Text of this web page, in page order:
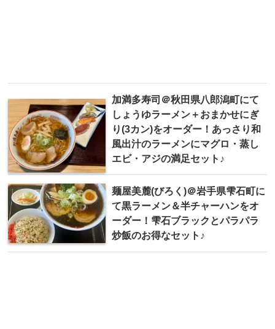
加満多寿司＠秋田県八郎潟町にて
しょうゆラーメン＋おまかせにぎ
り(3カン)をオーダー！あっさり和
風出汁のラーメンにマグロ・蒸し
エビ・アジの満足セット♪
麺屋美麓(びろく)＠岩手県雫石町に
て黒ラーメン＆半チャーハンをオ
ーダー！雫石ブラックとパラパラ
炒飯のお得なセット♪